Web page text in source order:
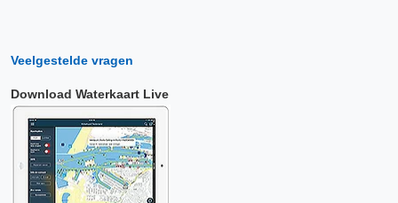
Veelgestelde vragen
Download Waterkaart Live